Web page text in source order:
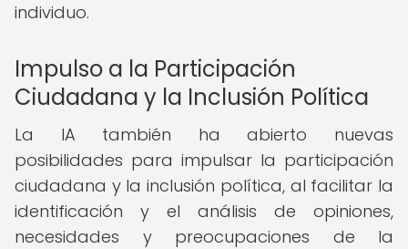
individuo.
Impulso a la Participación
Ciudadana y la Inclusión Política
La IA también ha abierto nuevas
posibilidades para impulsar la participación
ciudadana y la inclusión política, al facilitar la
identificación y el análisis de opiniones,
necesidades y preocupaciones de la